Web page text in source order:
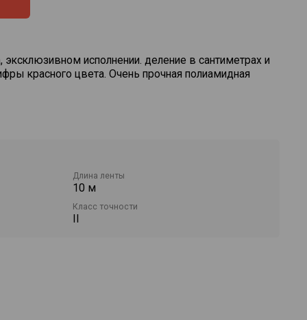
эксклюзивном исполнении. деление в сантиметрах и
красного цвета. Очень прочная полиамидная
Длина ленты
10 м
Класс точности
II